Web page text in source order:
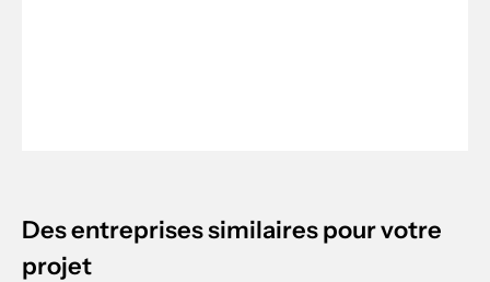
Des entreprises similaires pour votre
projet